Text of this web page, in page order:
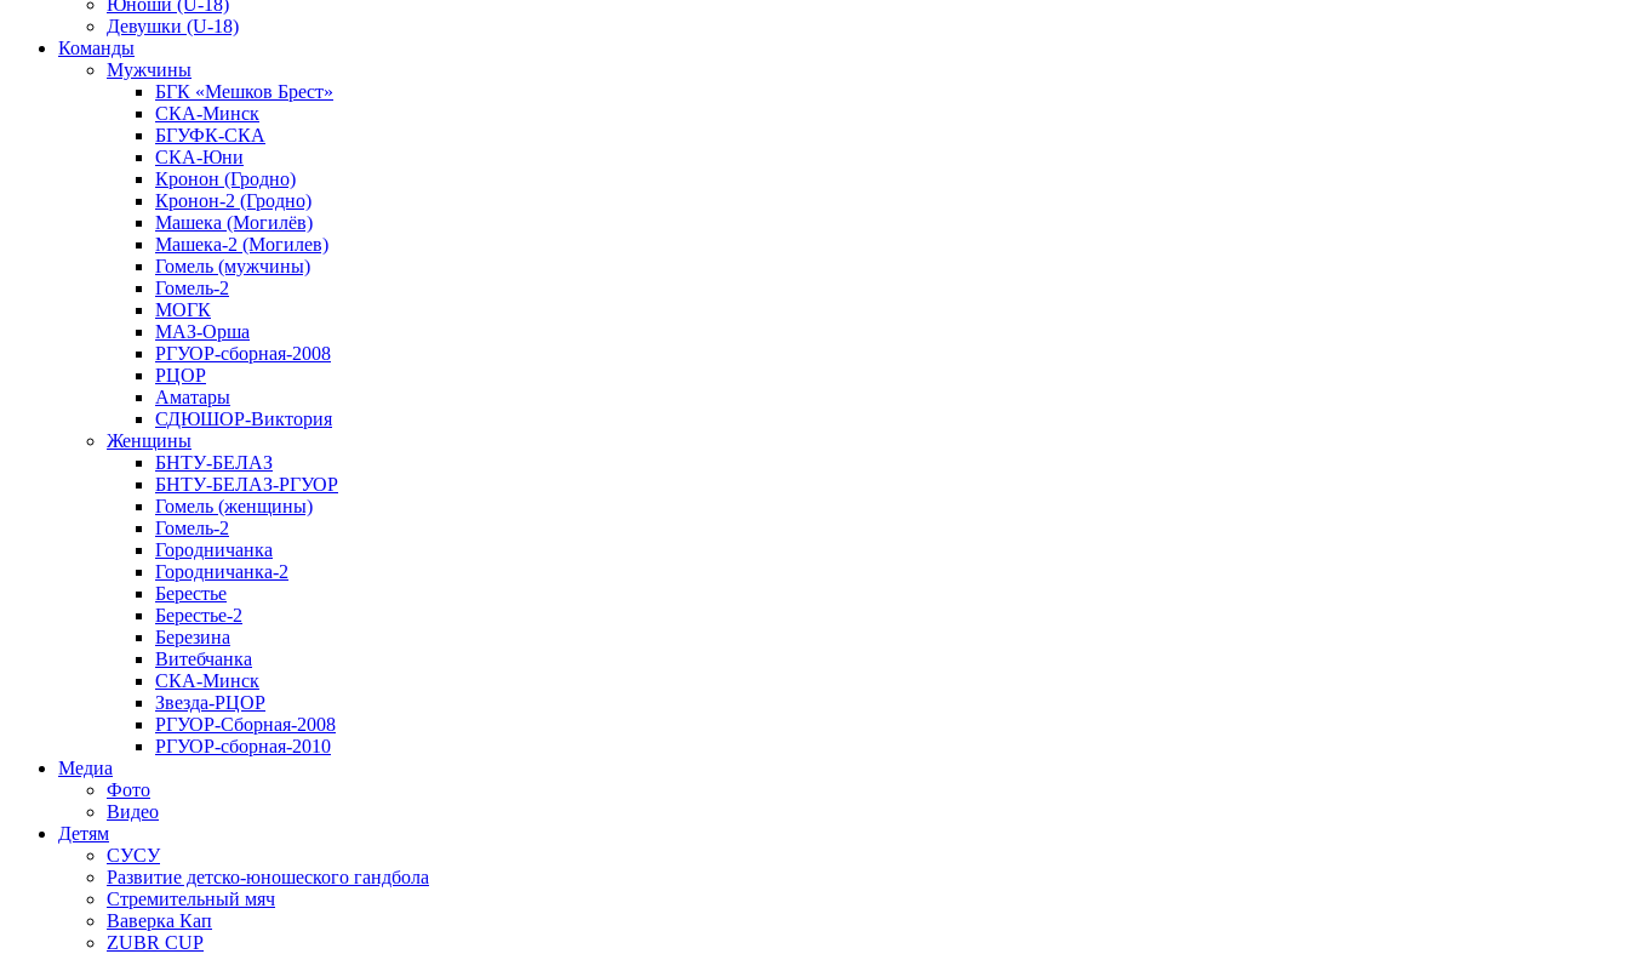
Юноши (U-18)
Девушки (U-18)
Команды
Мужчины
БГК «Мешков Брест»
СКА-Минск
БГУФК-СКА
СКА-Юни
Кронон (Гродно)
Кронон-2 (Гродно)
Машека (Могилёв)
Машека-2 (Могилев)
Гомель (мужчины)
Гомель-2
МОГК
МАЗ-Орша
РГУОР-сборная-2008
РЦОР
Аматары
СДЮШОР-Виктория
Женщины
БНТУ-БЕЛАЗ
БНТУ-БЕЛАЗ-РГУОР
Гомель (женщины)
Гомель-2
Городничанка
Городничанка-2
Берестье
Берестье-2
Березина
Витебчанка
СКА-Минск
Звезда-РЦОР
РГУОР-Сборная-2008
РГУОР-сборная-2010
Медиа
Фото
Видео
Детям
СУСУ
Развитие детско-юношеского гандбола
Стремительный мяч
Ваверка Кап
ZUBR CUP